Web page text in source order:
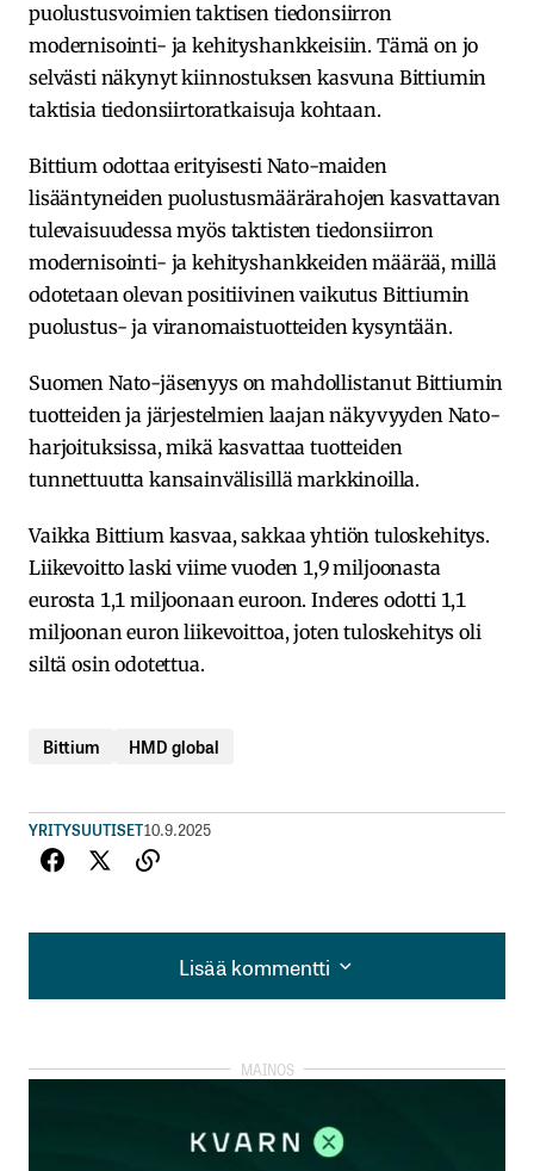
puolustusvoimien taktisen tiedonsiirron
modernisointi- ja kehityshankkeisiin. Tämä on jo
selvästi näkynyt kiinnostuksen kasvuna Bittiumin
taktisia tiedonsiirtoratkaisuja kohtaan.
Bittium odottaa erityisesti Nato-maiden
lisääntyneiden puolustusmäärärahojen kasvattavan
tulevaisuudessa myös taktisten tiedonsiirron
modernisointi- ja kehityshankkeiden määrää, millä
odotetaan olevan positiivinen vaikutus Bittiumin
puolustus- ja viranomaistuotteiden kysyntään.
Suomen Nato-jäsenyys on mahdollistanut Bittiumin
tuotteiden ja järjestelmien laajan näkyvyyden Nato-
harjoituksissa, mikä kasvattaa tuotteiden
tunnettuutta kansainvälisillä markkinoilla.
Vaikka Bittium kasvaa, sakkaa yhtiön tuloskehitys.
Liikevoitto laski viime vuoden 1,9 miljoonasta
eurosta 1,1 miljoonaan euroon. Inderes odotti 1,1
miljoonan euron liikevoittoa, joten tuloskehitys oli
siltä osin odotettua.
Bittium HMD global
YRITYSUUTISET10.9.2025
Lisää kommentti
Lisää kommentti
kirjautua
rekisteröityä